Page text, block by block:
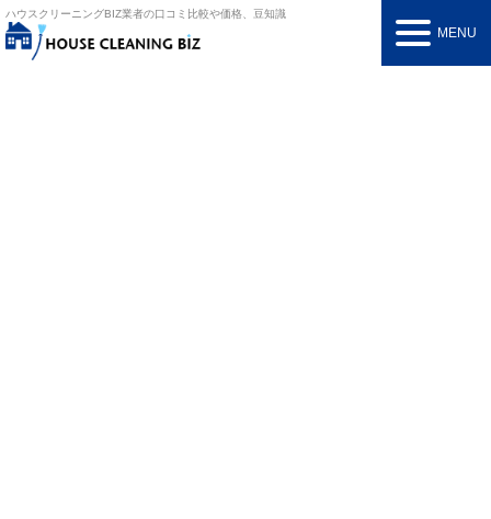
ハウスクリーニングBIZ業者の口コミ比較や価格、豆知識
MENU